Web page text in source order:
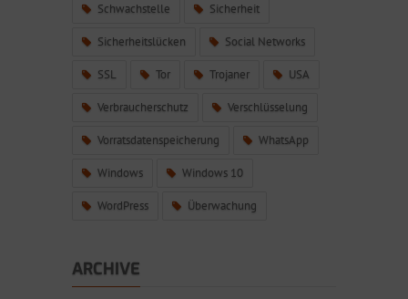
Schwachstelle Sicherheit
Sicherheitslücken Social Networks
SSL Tor Trojaner USA
Verbraucherschutz Verschlüsselung
Vorratsdatenspeicherung WhatsApp
Windows Windows 10
WordPress Überwachung
ARCHIVE